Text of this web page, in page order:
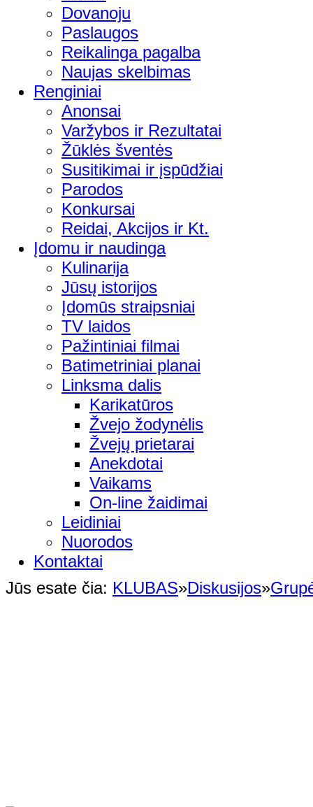
Dovanoju
Paslaugos
Reikalinga pagalba
Naujas skelbimas
Renginiai
Anonsai
Varžybos ir Rezultatai
Žūklės šventės
Susitikimai ir įspūdžiai
Parodos
Konkursai
Reidai, Akcijos ir Kt.
Įdomu ir naudinga
Kulinarija
Jūsų istorijos
Įdomūs straipsniai
TV laidos
Pažintiniai filmai
Batimetriniai planai
Linksma dalis
Karikatūros
Žvejo žodynėlis
Žvejų prietarai
Anekdotai
Vaikams
On-line žaidimai
Leidiniai
Nuorodos
Kontaktai
Jūs esate čia: KLUBAS»Diskusijos»